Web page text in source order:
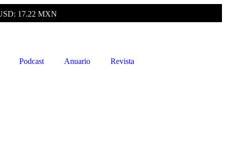
17.22 MXN
Podcast Anuario Revista